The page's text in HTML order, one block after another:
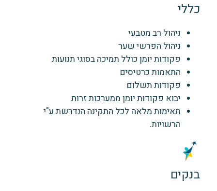
כללי
ניהול רב מטבעי
ניהול הפרשי שער
פקודות יומן כולל תמיכה בסוגי תנועות
התאמות כרטיסים
פקודות תשלום
יבוא פקודות יומן ממערכות זרות
תאימות מלאה לכל התקינה הנדרשת ע"י
הרשויות.
בנקים